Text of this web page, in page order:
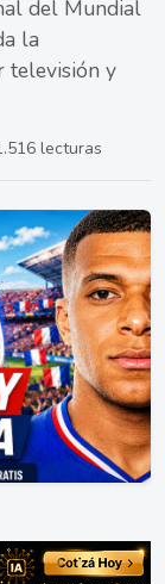
del Mundial
la
televisión y
lecturas